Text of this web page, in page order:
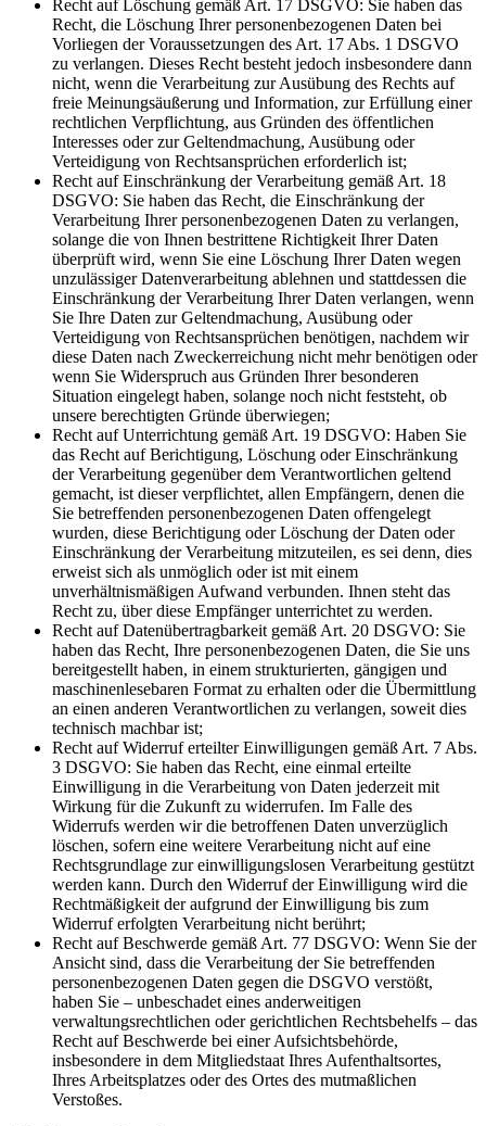
Recht auf Löschung gemäß Art. 17 DSGVO: Sie haben das
Recht, die Löschung Ihrer personenbezogenen Daten bei
Vorliegen der Voraussetzungen des Art. 17 Abs. 1 DSGVO
zu verlangen. Dieses Recht besteht jedoch insbesondere dann
nicht, wenn die Verarbeitung zur Ausübung des Rechts auf
freie Meinungsäußerung und Information, zur Erfüllung einer
rechtlichen Verpflichtung, aus Gründen des öffentlichen
Interesses oder zur Geltendmachung, Ausübung oder
Verteidigung von Rechtsansprüchen erforderlich ist;
Recht auf Einschränkung der Verarbeitung gemäß Art. 18
DSGVO: Sie haben das Recht, die Einschränkung der
Verarbeitung Ihrer personenbezogenen Daten zu verlangen,
solange die von Ihnen bestrittene Richtigkeit Ihrer Daten
überprüft wird, wenn Sie eine Löschung Ihrer Daten wegen
unzulässiger Datenverarbeitung ablehnen und stattdessen die
Einschränkung der Verarbeitung Ihrer Daten verlangen, wenn
Sie Ihre Daten zur Geltendmachung, Ausübung oder
Verteidigung von Rechtsansprüchen benötigen, nachdem wir
diese Daten nach Zweckerreichung nicht mehr benötigen oder
wenn Sie Widerspruch aus Gründen Ihrer besonderen
Situation eingelegt haben, solange noch nicht feststeht, ob
unsere berechtigten Gründe überwiegen;
Recht auf Unterrichtung gemäß Art. 19 DSGVO: Haben Sie
das Recht auf Berichtigung, Löschung oder Einschränkung
der Verarbeitung gegenüber dem Verantwortlichen geltend
gemacht, ist dieser verpflichtet, allen Empfängern, denen die
Sie betreffenden personenbezogenen Daten offengelegt
wurden, diese Berichtigung oder Löschung der Daten oder
Einschränkung der Verarbeitung mitzuteilen, es sei denn, dies
erweist sich als unmöglich oder ist mit einem
unverhältnismäßigen Aufwand verbunden. Ihnen steht das
Recht zu, über diese Empfänger unterrichtet zu werden.
Recht auf Datenübertragbarkeit gemäß Art. 20 DSGVO: Sie
haben das Recht, Ihre personenbezogenen Daten, die Sie uns
bereitgestellt haben, in einem strukturierten, gängigen und
maschinenlesebaren Format zu erhalten oder die Übermittlung
an einen anderen Verantwortlichen zu verlangen, soweit dies
technisch machbar ist;
Recht auf Widerruf erteilter Einwilligungen gemäß Art. 7 Abs.
3 DSGVO: Sie haben das Recht, eine einmal erteilte
Einwilligung in die Verarbeitung von Daten jederzeit mit
Wirkung für die Zukunft zu widerrufen. Im Falle des
Widerrufs werden wir die betroffenen Daten unverzüglich
löschen, sofern eine weitere Verarbeitung nicht auf eine
Rechtsgrundlage zur einwilligungslosen Verarbeitung gestützt
werden kann. Durch den Widerruf der Einwilligung wird die
Rechtmäßigkeit der aufgrund der Einwilligung bis zum
Widerruf erfolgten Verarbeitung nicht berührt;
Recht auf Beschwerde gemäß Art. 77 DSGVO: Wenn Sie der
Ansicht sind, dass die Verarbeitung der Sie betreffenden
personenbezogenen Daten gegen die DSGVO verstößt,
haben Sie – unbeschadet eines anderweitigen
verwaltungsrechtlichen oder gerichtlichen Rechtsbehelfs – das
Recht auf Beschwerde bei einer Aufsichtsbehörde,
insbesondere in dem Mitgliedstaat Ihres Aufenthaltsortes,
Ihres Arbeitsplatzes oder des Ortes des mutmaßlichen
Verstoßes.